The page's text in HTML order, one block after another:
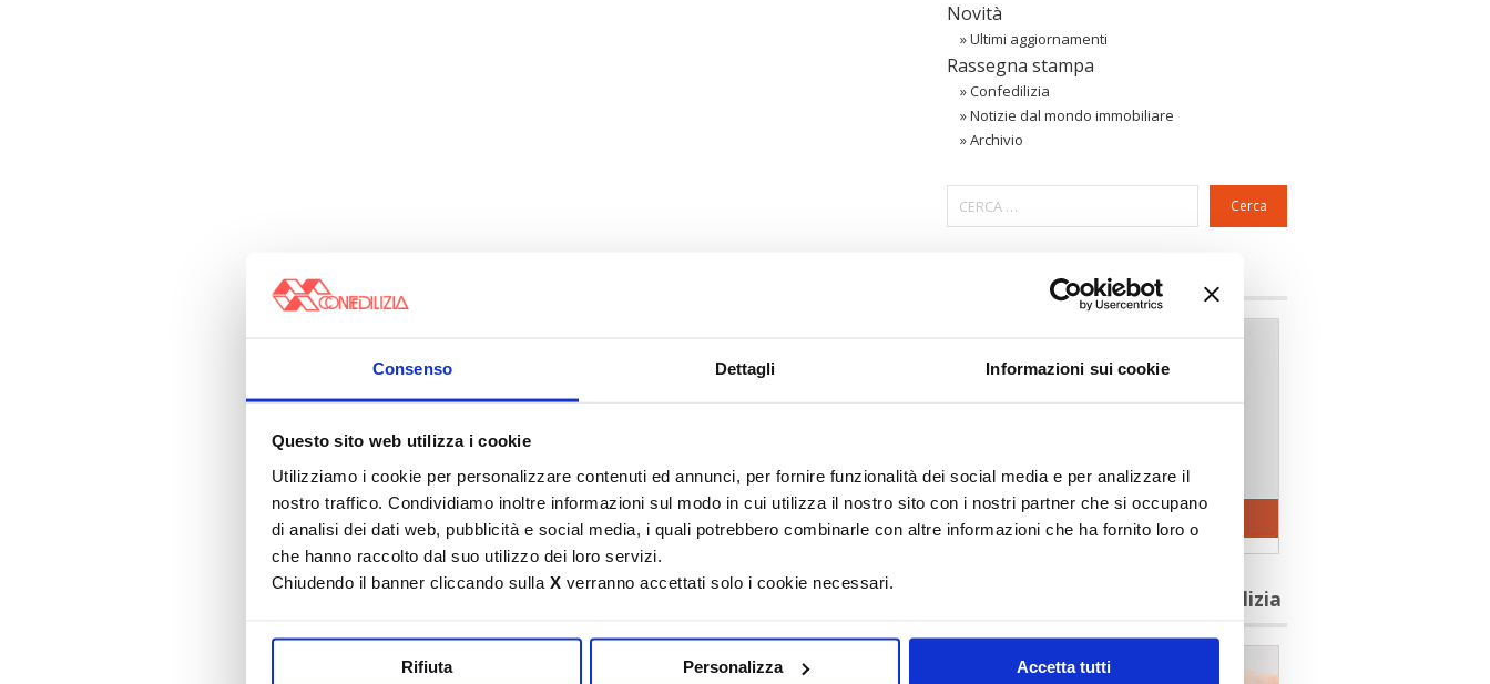
Consenso Dettagli Informazioni sui cookie
Questo sito web utilizza i cookie
Utilizziamo i cookie per personalizzare contenuti ed annunci, per fornire funzionalità dei social media e per analizzare il
nostro traffico. Condividiamo inoltre informazioni sul modo in cui utilizza il nostro sito con i nostri partner che si occupano
di analisi dei dati web, pubblicità e social media, i quali potrebbero combinarle con altre informazioni che ha fornito loro o
che hanno raccolto dal suo utilizzo dei loro servizi.
Chiudendo il banner cliccando sulla X verranno accettati solo i cookie necessari.
Rifiuta Personalizza Accetta tutti
Novità
»Ultimi aggiornamenti
Rassegna stampa
»Confedilizia
»Notizie dal mondo immobiliare
»Archivio
Cerca
〉 Area riservata Associazioni
〉 5 ragioni per aderire a Confedilizia